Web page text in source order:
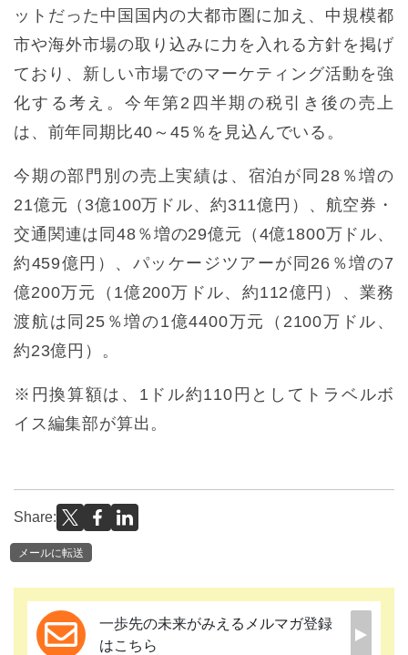
ットだった中国国内の大都市圏に加え、中規模都
市や海外市場の取り込みに力を入れる方針を掲げ
ており、新しい市場でのマーケティング活動を強
化する考え。今年第2四半期の税引き後の売上
は、前年同期比40～45％を見込んでいる。
今期の部門別の売上実績は、宿泊が同28％増の
21億元（3億100万ドル、約311億円）、航空券・
交通関連は同48％増の29億元（4億1800万ドル、
約459億円）、パッケージツアーが同26％増の7
億200万元（1億200万ドル、約112億円）、業務
渡航は同25％増の1億4400万元（2100万ドル、
約23億円）。
※円換算額は、1ドル約110円としてトラベルボ
イス編集部が算出。
Share:
メールに転送
一歩先の未来がみえるメルマガ登録
はこちら